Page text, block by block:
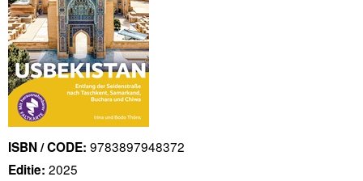
ISBN / CODE: 9783897948372
Editie: 2025